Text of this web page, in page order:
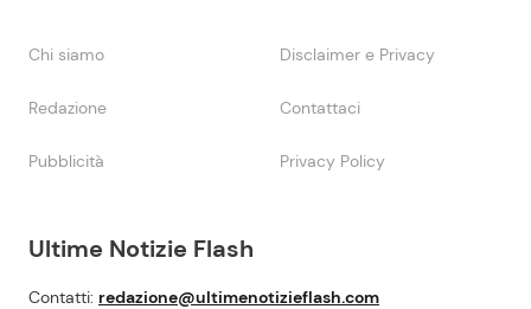
Ultime Notizie Flash
Contatti: redazione@ultimenotizieflash.com
Chi siamo Disclaimer e Privacy
Redazione Contattaci
Pubblicità Privacy Policy